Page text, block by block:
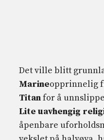
Det ville blitt
Marineopprinnelig
Titanfor å
Lite uavhengig
åpenbare